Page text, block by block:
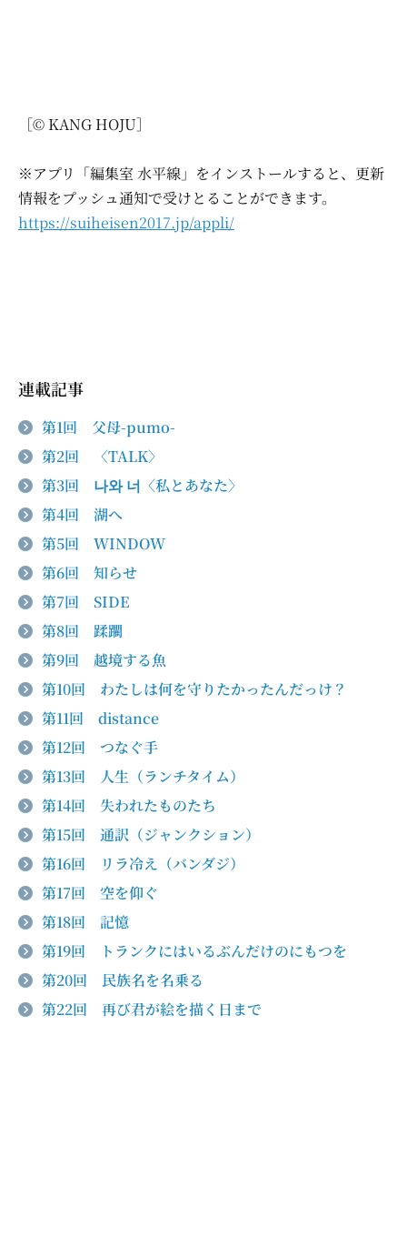
［© KANG HOJU］
※アプリ「編集室 水平線」をインストールすると、更新
情報をプッシュ通知で受けとることができます。
https://suiheisen2017.jp/appli/
連載記事
第1回 父母-pumo-
第2回 〈TALK〉
第3回 나와 너〈私とあなた〉
第4回 湖へ
第5回 WINDOW
第6回 知らせ
第7回 SIDE
第8回 蹂躙
第9回 越境する魚
第10回 わたしは何を守りたかったんだっけ？
第11回 distance
第12回 つなぐ手
第13回 人生（ランチタイム）
第14回 失われたものたち
第15回 通訳（ジャンクション）
第16回 リラ冷え（バンダジ）
第17回 空を仰ぐ
第18回 記憶
第19回 トランクにはいるぶんだけのにもつを
第20回 民族名を名乗る
第22回 再び君が絵を描く日まで